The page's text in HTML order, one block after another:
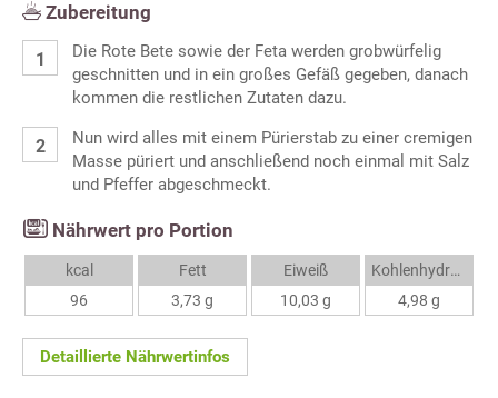
Zubereitung
Die Rote Bete sowie der Feta werden grobwürfelig
geschnitten und in ein großes Gefäß gegeben, danach
kommen die restlichen Zutaten dazu.
Nun wird alles mit einem Pürierstab zu einer cremigen
Masse püriert und anschließend noch einmal mit Salz
und Pfeffer abgeschmeckt.
Nährwert pro Portion
kcal
96
Fett
3,73 g
Eiweiß
10,03 g
Kohlenhydrate
4,98 g
Detaillierte Nährwertinfos